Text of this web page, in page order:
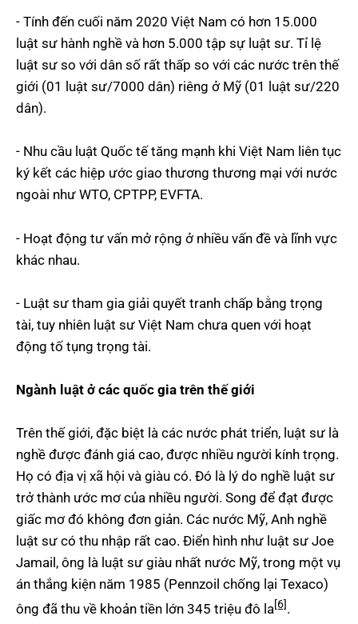
- Tính đến cuối năm 2020 Việt Nam có hơn 15.000
luật sư hành nghề và hơn 5.000 tập sự luật sư. Tỉ lệ
luật sư so với dân số rất thấp so với các nước trên thế
giới (01 luật sư/7000 dân) riêng ở Mỹ (01 luật sư/220
dân).
- Nhu cầu luật Quốc tế tăng mạnh khi Việt Nam liên tục
ký kết các hiệp ước giao thương thương mại với nước
ngoài như WTO, CPTPP, EVFTA.
- Hoạt động tư vấn mở rộng ở nhiều vấn đề và lĩnh vực
khác nhau.
- Luật sư tham gia giải quyết tranh chấp bằng trọng
tài, tuy nhiên luật sư Việt Nam chưa quen với hoạt
động tố tụng trọng tài.
Ngành luật ở các quốc gia trên thế giới
Trên thế giới, đặc biệt là các nước phát triển, luật sư là
nghề được đánh giá cao, được nhiều người kính trọng.
Họ có địa vị xã hội và giàu có. Đó là lý do nghề luật sư
trở thành ước mơ của nhiều người. Song để đạt được
giấc mơ đó không đơn giản. Các nước Mỹ, Anh nghề
luật sư có thu nhập rất cao. Điển hình như luật sư Joe
Jamail, ông là luật sư giàu nhất nước Mỹ, trong một vụ
án thắng kiện năm 1985 (Pennzoil chống lại Texaco)
ông đã thu về khoản tiền lớn 345 triệu đô la[6].